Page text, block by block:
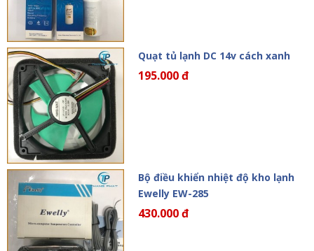
Quạt tủ lạnh DC 14v cách xanh
195.000 đ
Bộ điều khiển nhiệt độ kho lạnh
Ewelly EW-285
430.000 đ